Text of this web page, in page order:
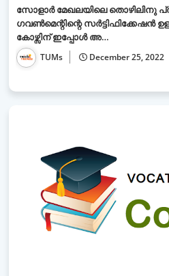
സോളാർ മേഖലയിലെ തൊഴിലിനു
ഗവൺമെന്റിന്റെ സർട്ടിഫിക്കേഷൻ
കോഴ്സിന് ഇപ്പോൾ അ…
TUMs December 25, 2022